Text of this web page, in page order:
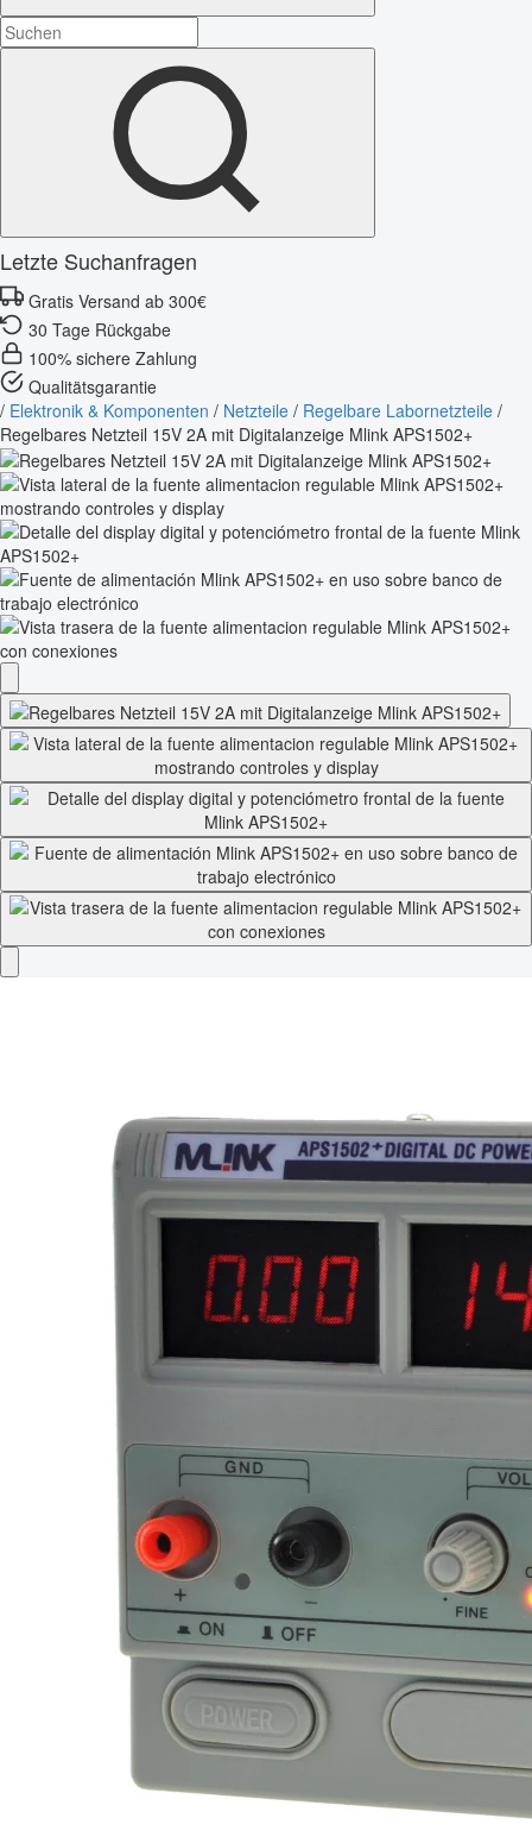
Letzte Suchanfragen
Gratis Versand ab 300€
30 Tage Rückgabe
100% sichere Zahlung
Qualitätsgarantie
/ Elektronik & Komponenten / Netzteile / Regelbare Labornetzteile /
Regelbares Netzteil 15V 2A mit Digitalanzeige Mlink APS1502+